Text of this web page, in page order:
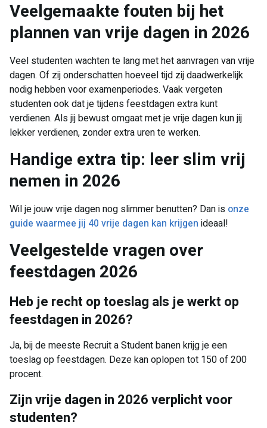
Veelgemaakte fouten bij het
plannen van vrije dagen in 2026
Veel studenten wachten te lang met het aanvragen van vrije
dagen. Of zij onderschatten hoeveel tijd zij daadwerkelijk
nodig hebben voor examenperiodes. Vaak vergeten
studenten ook dat je tijdens feestdagen extra kunt
verdienen. Als jij bewust omgaat met je vrije dagen kun jij
lekker verdienen, zonder extra uren te werken.
Handige extra tip: leer slim vrij
nemen in 2026
Wil je jouw vrije dagen nog slimmer benutten? Dan is onze
guide waarmee jij 40 vrije dagen kan krijgen ideaal!
Veelgestelde vragen over
feestdagen 2026
Heb je recht op toeslag als je werkt op
feestdagen in 2026?
Ja, bij de meeste Recruit a Student banen krijg je een
toeslag op feestdagen. Deze kan oplopen tot 150 of 200
procent.
Zijn vrije dagen in 2026 verplicht voor
studenten?